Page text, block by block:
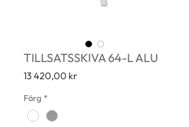
TILLSATSSKIVA 64-L ALU
13 420,00 kr
Färg *